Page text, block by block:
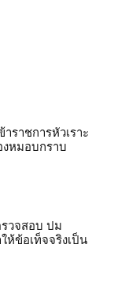
ราชการหัวเราะ
งหมอบกราบ
วจสอบ ปม
ห้ข้อเท็จจริงเป็น